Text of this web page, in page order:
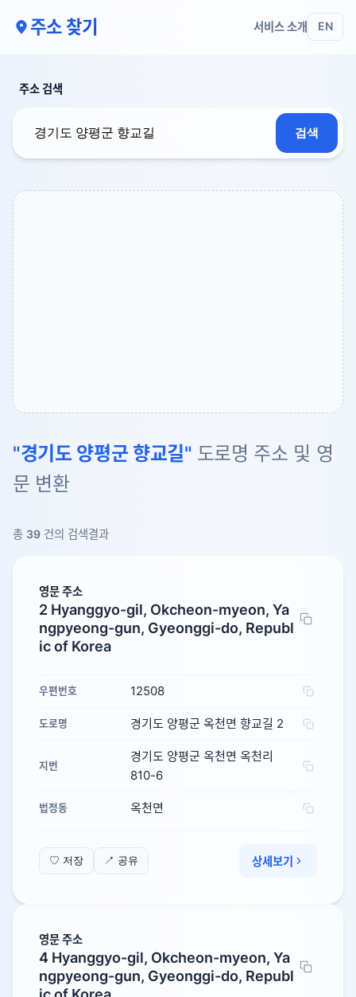
주소 찾기 서비스 소개 EN
주소 검색
검색
"경기도 양평군 향교길" 도로명 주소 및 영
문 변환
총 39 건의 검색결과
영문 주소
2 Hyanggyo-gil, Okcheon-myeon, Ya
ngpyeong-gun, Gyeonggi-do, Republ
ic of Korea
우편번호 12508
도로명 경기도 양평군 옥천면 향교길 2
지번
경기도 양평군 옥천면 옥천리
810-6
법정동 옥천면
♡ 저장 ↗ 공유 상세보기
영문 주소
4 Hyanggyo-gil, Okcheon-myeon, Ya
ngpyeong-gun, Gyeonggi-do, Republ